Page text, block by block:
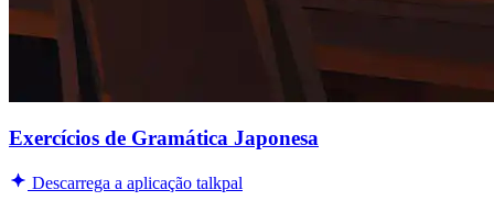
Exercícios de Gramática Japonesa
Descarrega a aplicação talkpal